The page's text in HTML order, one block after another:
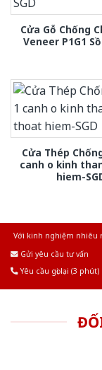
Cửa Gỗ Chống
Veneer P1G1
Cửa Thép
canh o kinh
hiem-
Với kinh nghiệm nhiêu
Gửi yêu cầu tư vấn
Yêu cầu gọi lại (3 phút)